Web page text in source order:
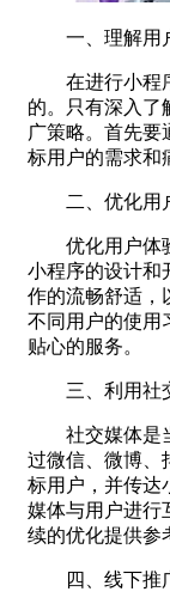
一、理解用
在进行小程序
的。只有深入了
广策略。首先要
标用户的需求和
二、优化用
优化用户体验
小程序的设计和
作的流畅舒适，
不同用户的使用
贴心的服务。
三、利用社
社交媒体是当
过微信、微博、
标用户，并传达
媒体与用户进行
续的优化提供参
四、线下推